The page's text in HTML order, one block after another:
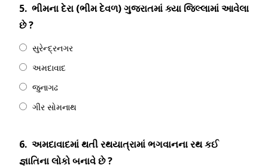
5. ભીમના દેરા (ભીમ દેવળ) ગુજરાતમાં ક્યા જિલ્લામાં આવેલા
છે ?
સુરેન્દ્રનગર
અમદાવાદ
જુનાગઢ
ગીર સોમનાથ
6. અમદાવાદમાં થતી રથયાત્રામાં ભગવાનના રથ કઈ
જ્ઞાતિના લોકો બનાવે છે ?